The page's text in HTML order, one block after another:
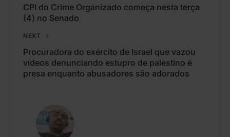
CPI do Crime Organizado começa nesta terça
(4) no Senado
NEXT
Procuradora do exército de Israel que vazou
vídeos denunciando estupro de palestino é
presa enquanto abusadores são adorados